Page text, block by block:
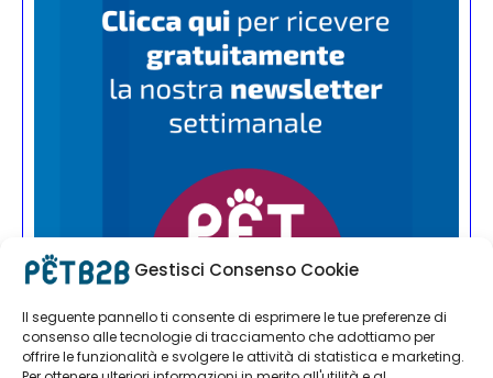
Gestisci Consenso Cookie
Il seguente pannello ti consente di esprimere le tue preferenze di
consenso alle tecnologie di tracciamento che adottiamo per
offrire le funzionalità e svolgere le attività di statistica e marketing.